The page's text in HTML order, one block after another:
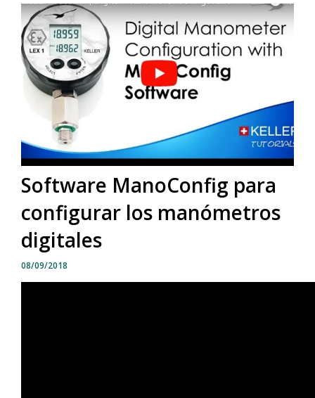
Software ManoConfig para
configurar los manómetros
digitales
08/09/2018